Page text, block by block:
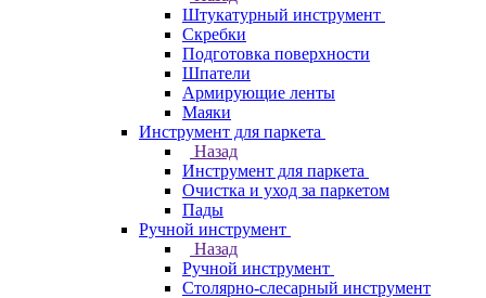
Штукатурный инструмент
Скребки
Подготовка поверхности
Шпатели
Армирующие ленты
Маяки
Инструмент для паркета
Назад
Инструмент для паркета
Очистка и уход за паркетом
Пады
Ручной инструмент
Назад
Ручной инструмент
Столярно-слесарный инструмент